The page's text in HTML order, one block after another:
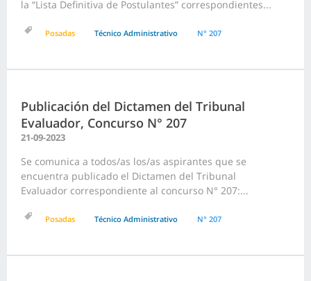
la “Lista Definitiva de Postulantes” correspondientes...
Posadas Técnico Administrativo N° 207
Publicación del Dictamen del Tribunal
Evaluador, Concurso N° 207
21-09-2023
Se comunica a todos/as los/as aspirantes que se
encuentra publicado el Dictamen del Tribunal
Evaluador correspondiente al concurso N° 207:...
Posadas Técnico Administrativo N° 207